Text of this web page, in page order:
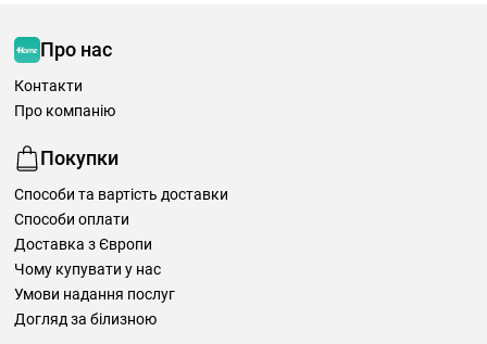
Про нас
Контакти
Про компанію
Покупки
Способи та вартість доставки
Способи оплати
Доставка з Європи
Чому купувати у нас
Умови надання послуг
Догляд за білизною